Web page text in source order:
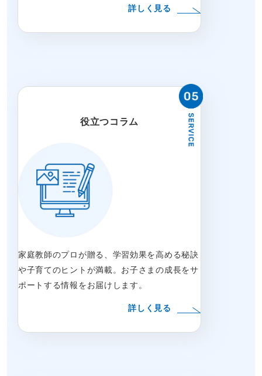
詳しく見る
役立つコラム
家庭教師のプロが贈る、学習効果を高める秘訣
や子育てのヒントが満載。お子さまの成長をサ
ポートする情報をお届けします。
詳しく見る